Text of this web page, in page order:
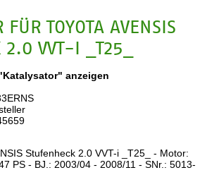
FÜR TOYOTA AVENSIS
2.0 VVT-I _T25_
anzeigen
Stufenheck 2.0 VVT-i _T25_ - Motor:
PS - BJ.: 2003/04 - 2008/11 - SNr.: 5013-